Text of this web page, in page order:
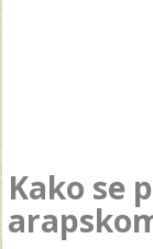
Kako se